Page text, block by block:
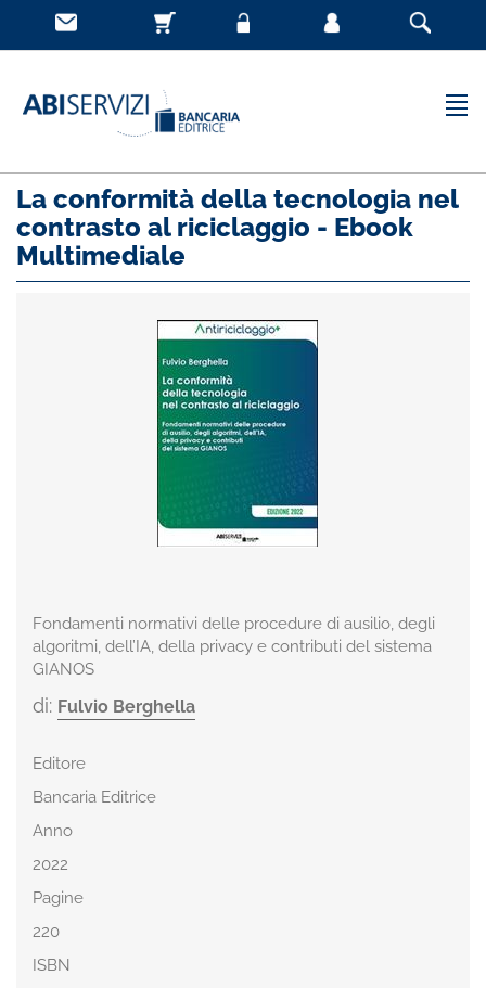
La conformità della tecnologia nel
contrasto al riciclaggio - Ebook
Multimediale
Fondamenti normativi delle procedure di ausilio, degli
algoritmi, dell’IA, della privacy e contributi del sistema
GIANOS
di: Fulvio Berghella
Editore
Bancaria Editrice
Anno
2022
Pagine
220
ISBN